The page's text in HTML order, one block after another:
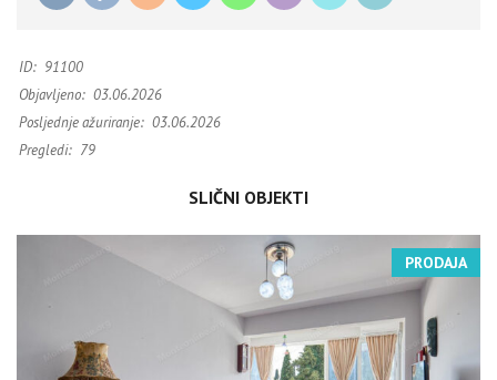
ID: 91100
Objavljeno: 03.06.2026
Posljednje ažuriranje: 03.06.2026
Pregledi: 79
SLIČNI OBJEKTI
PRODAJA